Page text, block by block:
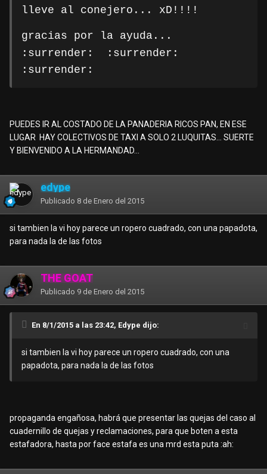
lleve al conejero... xD!!!!
gracias por la ayuda...
:surrender:
:surrender:
:surrender:
PUEDES IR AL COSTADO DE LA PANADERIA RICOS PAN, EN ESE
LUGAR HAY COLECTIVOS DE TAXI A SOLO 2 LUQUITAS... SUERTE
Y BIENVENIDO A LA HERMANDAD...
edype
Publicado 8 de Enero del 2015
si tambien la vi hoy parece un ropero cuadrado, con una papadota,
para nada la de las fotos
THE GOAT
Publicado 9 de Enero del 2015
En 8/1/2015 a las 23:42, Edype dijo:
si tambien la vi hoy parece un ropero cuadrado, con una
papadota, para nada la de las fotos
propaganda engañosa, habrá que presentar las quejas del caso al
cuadernillo de quejas y reclamaciones, para que boten a esta
estafadora, hasta por face estafa es una mrd esta puta :ah: